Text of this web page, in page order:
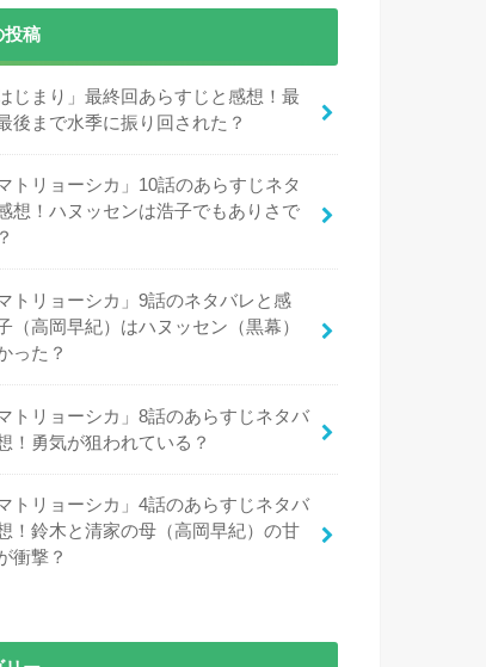
投稿
じまり」最終回あらすじと感想！最
後まで水季に振り回された？
トリョーシカ」10話のあらすじネタ
想！ハヌッセンは浩子でもありさで
トリョーシカ」9話のネタバレと感
（高岡早紀）はハヌッセン（黒幕）
った？
トリョーシカ」8話のあらすじネタバ
！勇気が狙われている？
トリョーシカ」4話のあらすじネタバ
！鈴木と清家の母（高岡早紀）の甘
衝撃？